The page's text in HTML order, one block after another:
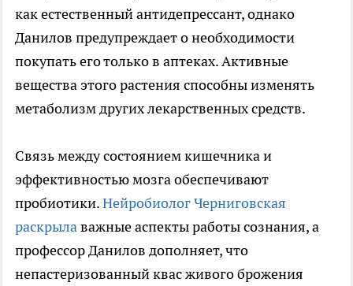
как естественный антидепрессант, однако
Данилов предупреждает о необходимости
покупать его только в аптеках. Активные
вещества этого растения способны изменять
метаболизм других лекарственных средств.
Связь между состоянием кишечника и
эффективностью мозга обеспечивают
пробиотики.Нейробиолог Черниговская
раскрылаважные аспекты работы сознания, а
профессор Данилов дополняет, что
непастеризованный квас живого брожения